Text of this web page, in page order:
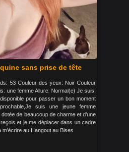
sans prise de tête
53 Couleur des yeux: Noir Couleur
une femme Allure: Normal(e) Je suis:
pour passer un bon moment
suis une jeune femme
de beaucoup de charme et d’une
et je me déplacer dans un cadre
au Hangout au Bises